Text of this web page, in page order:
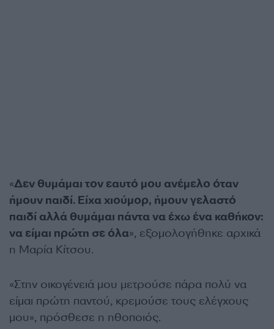
«Δεν θυμάμαι τον εαυτό μου ανέμελο όταν
ήμουν παιδί. Είχα χιούμορ, ήμουν γελαστό
παιδί αλλά θυμάμαι πάντα να έχω ένα καθήκον:
να είμαι πρώτη σε όλα», εξομολογήθηκε αρχικά
η Μαρία Κίτσου.
«Στην οικογένειά μου μετρούσε πάρα πολύ να
είμαι πρώτη παντού, κρεμούσε τους ελέγχους
μου», πρόσθεσε η ηθοποιός.